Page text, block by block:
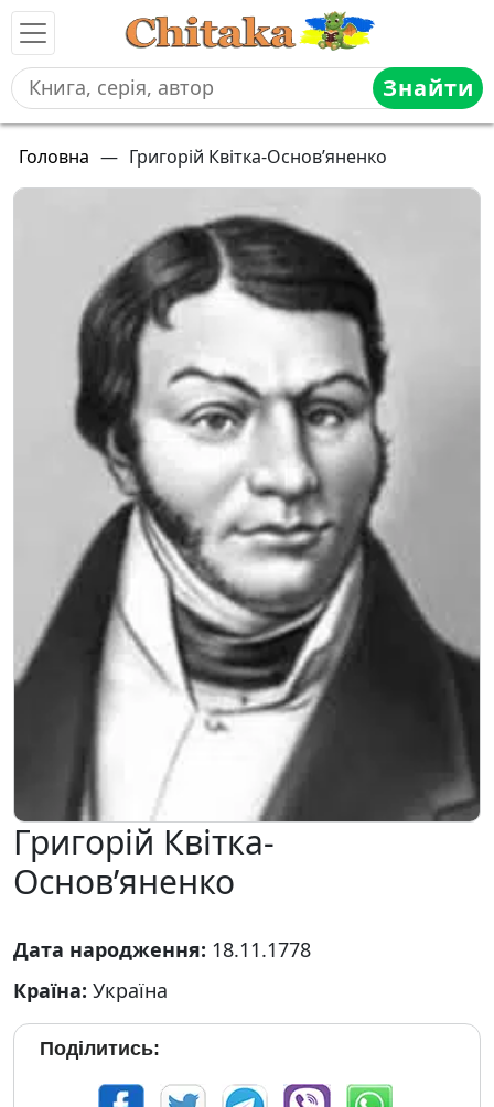
Знайти
Головна — Григорій Квітка-Основ’яненко
Григорій Квітка-
Основ’яненко
Дата народження: 18.11.1778
Країна: Україна
Поділитись: